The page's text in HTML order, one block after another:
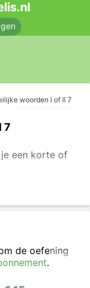
woorden l of ll 7
7
een korte of
ll.
de oefening
.